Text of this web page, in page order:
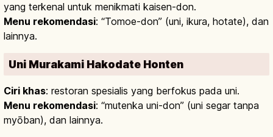
yang terkenal untuk menikmati kaisen-don.
Menu rekomendasi: “Tomoe-don” (uni, ikura, hotate), dan
lainnya.
Uni Murakami Hakodate Honten
Ciri khas: restoran spesialis yang berfokus pada uni.
Menu rekomendasi: “mutenka uni-don” (uni segar tanpa
myōban), dan lainnya.